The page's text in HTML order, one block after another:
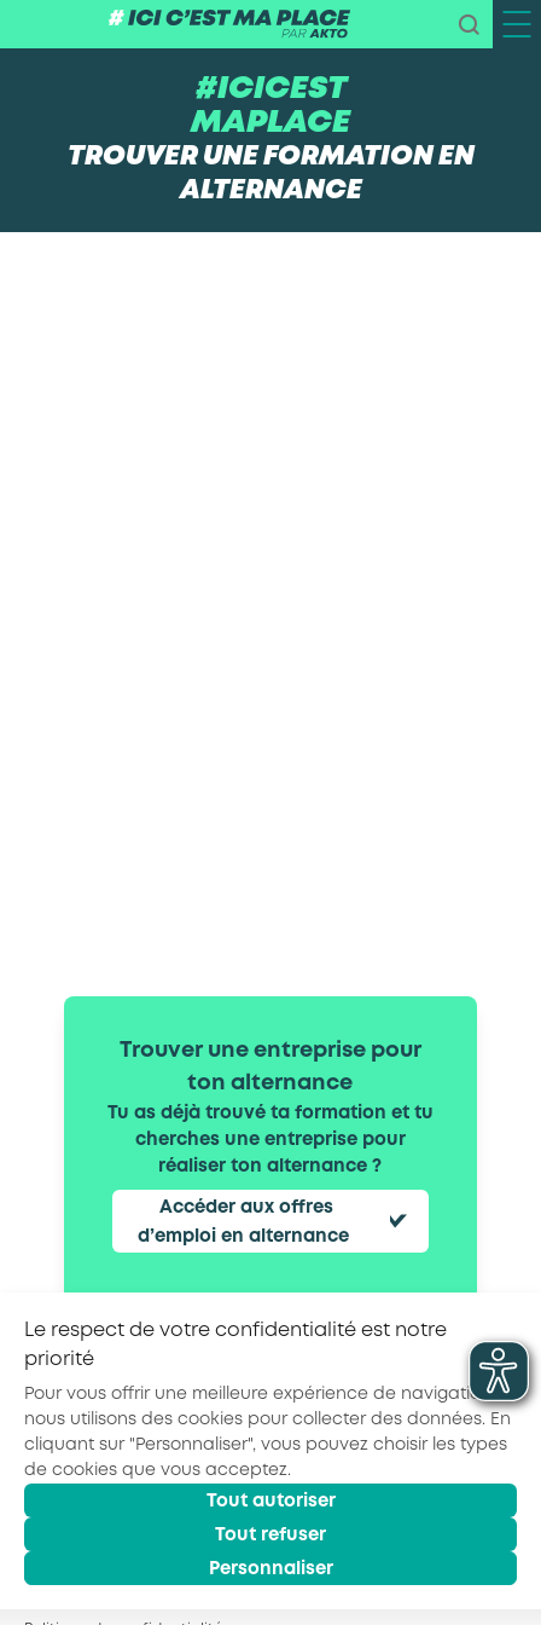
#ICICEST
MAPLACE
TROUVER UNE FORMATION EN
ALTERNANCE
Trouver une entreprise pour
ton alternance
Tu as déjà trouvé ta formation et tu
cherches une entreprise pour
réaliser ton alternance ?
Accéder aux offres
d’emploi en alternance
© 2026 - AKTO - Tous droits réservés
Le respect de votre confidentialité est notre
priorité
Pour vous offrir une meilleure expérience de navigation,
nous utilisons des cookies pour collecter des données. En
cliquant sur "Personnaliser", vous pouvez choisir les types
de cookies que vous acceptez.
Tout autoriser
Tout refuser
Personnaliser